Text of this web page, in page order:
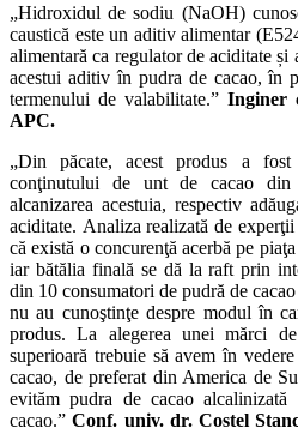
„Hidroxidul de sodiu (NaOH)
caustică este un aditiv alimentar
alimentară ca regulator de aciditate
acestui aditiv în pudra de cacao, în
termenului de valabilitate.” Inginer
APC.
„Din păcate, acest produs a fost
conţinutului de unt de cacao din
alcanizarea acestuia, respectiv
aciditate. Analiza realizată de
că există o concurenţă acerbă pe
iar bătălia finală se dă la raft prin
din 10 consumatori de pudră de
nu au cunoştinţe despre modul în
produs. La alegerea unei mărci
superioară trebuie să avem în
cacao, de preferat din America de
evităm pudra de cacao
cacao.”Conf. univ. dr. Costel